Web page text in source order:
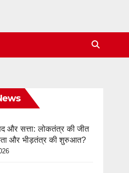
और सत्ता: लोकतंत्र की जीत
और भीड़तंत्र की शुरुआत?